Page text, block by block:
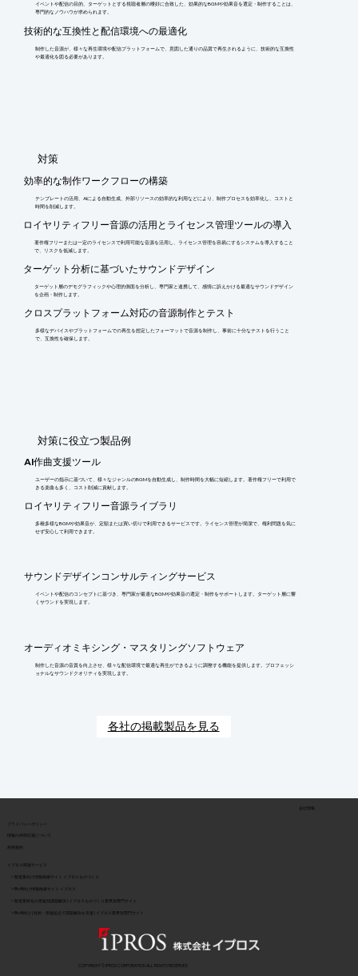
イベントや配信の目的、ターゲットとする視聴者層の嗜好に合致した、効果的なBGMや効果音を選定・制作することは、
専門的なノウハウが求められます。
技術的な互換性と配信環境への最適化
制作した音源が、様々な再生環境や配信プラットフォームで、意図した通りの品質で再生されるように、技術的な互換性
や最適化を図る必要があります。
​対策
効率的な制作ワークフローの構築
テンプレートの活用、AIによる自動生成、外部リソースの効率的な利用などにより、制作プロセスを効率化し、コストと
時間を削減します。
ロイヤリティフリー音源の活用とライセンス管理ツールの導入
著作権フリーまたは一定のライセンスで利用可能な音源を活用し、ライセンス管理を容易にするシステムを導入すること
で、リスクを低減します。
ターゲット分析に基づいたサウンドデザイン
ターゲット層のデモグラフィックや心理的側面を分析し、専門家と連携して、感情に訴えかける最適なサウンドデザイン
を企画・制作します。
クロスプラットフォーム対応の音源制作とテスト
多様なデバイスやプラットフォームでの再生を想定したフォーマットで音源を制作し、事前に十分なテストを行うこと
で、互換性を確保します。
​対策に役立つ製品例
AI作曲支援ツール
ユーザーの指示に基づいて、様々なジャンルのBGMを自動生成し、制作時間を大幅に短縮します。著作権フリーで利用で
きる楽曲も多く、コスト削減に貢献します。
ロイヤリティフリー音源ライブラリ
多種多様なBGMや効果音が、定額または買い切りで利用できるサービスです。ライセンス管理が簡潔で、権利問題を気に
せず安心して利用できます。
サウンドデザインコンサルティングサービス
イベントや配信のコンセプトに基づき、専門家が最適なBGMや効果音の選定・制作をサポートします。ターゲット層に響
くサウンドを実現します。
オーディオミキシング・マスタリングソフトウェア
制作した音源の音質を向上させ、様々な配信環境で最適な再生ができるように調整する機能を提供します。プロフェッシ
ョナルなサウンドクオリティを実現します。
各社の掲載製品を見る
​情報の外部伝達について
会社情報
COPYRIGHT © IPROS CORPORATION ALL RIGHTS RESERVED
イプロス関連サービス
> 製造業向け情報検索サイト イプロスものづくり
> BtoB向け | 目的・用途起点で課題解決を支援 | イプロス業界別専門サイト
> BtoB向け情報検索サイト イプロス
> 製造業特化の用途別課題解決 | イプロスものづくり業界別専門サイト